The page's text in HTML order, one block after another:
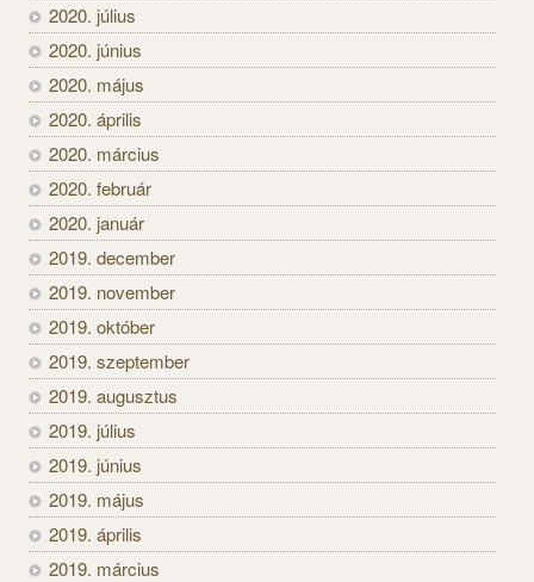
2020. július
2020. június
2020. május
2020. április
2020. március
2020. február
2020. január
2019. december
2019. november
2019. október
2019. szeptember
2019. augusztus
2019. július
2019. június
2019. május
2019. április
2019. március